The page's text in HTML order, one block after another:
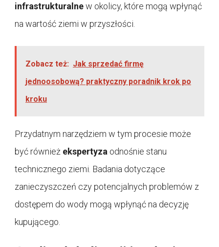
infrastrukturalnew okolicy, które mogą wpłynąć
na wartość ziemi w przyszłości.
Zobacz też: Jak sprzedać firmę
jednoosobową? praktyczny poradnik krok po
kroku
Przydatnym narzędziem w tym procesie może
być również ekspertyza odnośnie stanu
technicznego ziemi. Badania dotyczące
zanieczyszczeń czy potencjalnych problemów z
dostępem do wody mogą wpłynąć na decyzję
kupującego.